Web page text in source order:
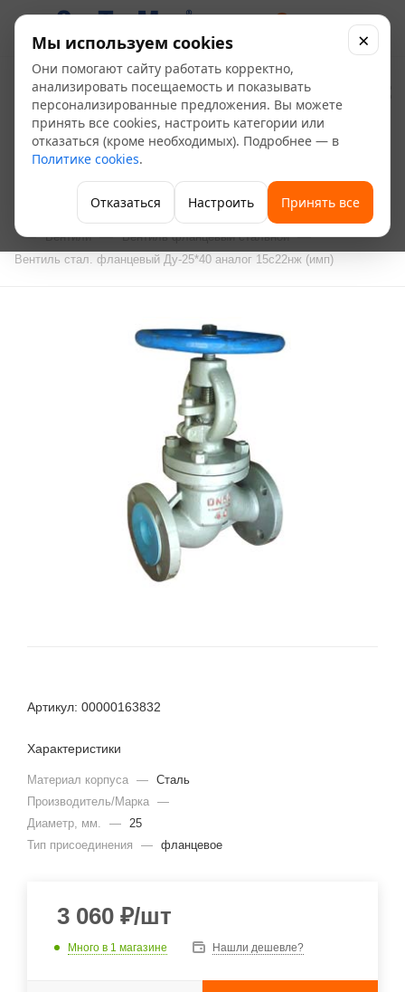
Вентиль стал.
фланцевый Ду-25*40
аналог 15с22нж (имп)
— Водоснабжение и газоснабжение
— Регулирующая арматура
— Вентили — Вентиль фланцевый стальной —
Вентиль стал. фланцевый Ду-25*40 аналог 15с22нж (имп)
Артикул: 00000163832
Характеристики
Материал корпуса — Сталь
Производитель/Марка —
Диаметр, мм.
— 25
Тип присоединения
— фланцевое
3 060 ₽/шт
Много в 1 магазине Нашли дешевле?
Мы используем cookies
Они помогают сайту работать корректно,
анализировать посещаемость и показывать
персонализированные предложения. Вы можете
принять все cookies, настроить категории или
отказаться (кроме необходимых). Подробнее — в
Политике cookies.
Отказаться Настроить Принять все
×